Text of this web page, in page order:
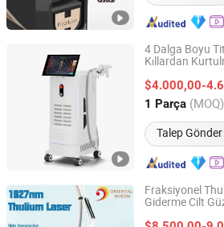
4 Dalga Boyu
Kıllardan
$4.000,00-
1 Parça (MOQ)
Talep Gönder
Sanhe Lefis Electronics Co., Ltd.
Hebei, China Fiyat 2025
Fraksiyonel
Giderme Cilt
Beijing Oriental Wison Technology